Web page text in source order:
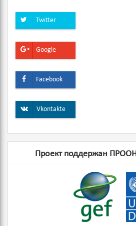
Twitter
Google
Facebook
Vkontakte
Проект поддержан ПРООН